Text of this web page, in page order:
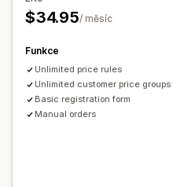
Řízení objednávek
Návrhy objednávek
Limity objednávek
$34.95/ měsíc
Funkce
Unlimited price rules
Unlimited customer price groups
Basic registration form
Manual orders